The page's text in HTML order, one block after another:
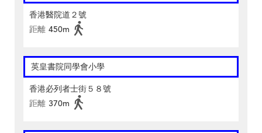
香港醫院道２號
距離 450m
英皇書院同學會小學
香港必列者士街５８號
距離 370m